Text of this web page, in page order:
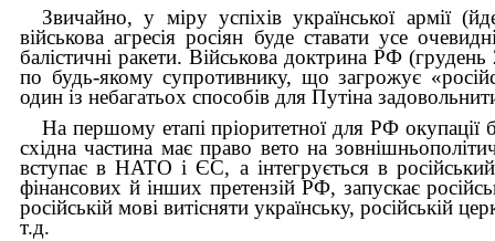
Звичайно, у міру успіхів української армії
військова агресія росіян буде ставати усе
балістичні ракети. Військова доктрина РФ
по будь-якому супротивнику, що загрожує
один із небагатьох способів для Путіна
На першому етапі пріоритетної для РФ окупації
східна частина має право вето на
вступає в НАТО і ЄС, а інтегрується в
фінансових й інших претензій РФ, запускає
російській мові витісняти українську, російській
т.д.